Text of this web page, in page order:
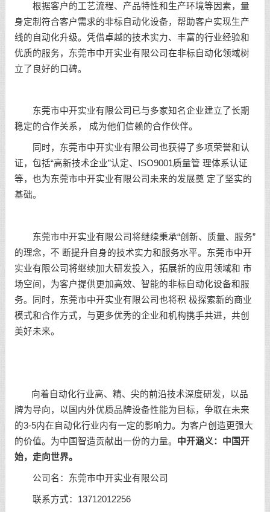
根据客户的工艺流程、产品特性和生产环境等因素，量
身定制符合客户需求的非标自动化设备，帮助客户实现生产
线的自动化升级。凭借卓越的技术实力、丰富的行业经验和
优质的服务，东莞市中开实业有限公司在非标自动化领域树
立了良好的口碑。
东莞市中开实业有限公司已与多家知名企业建立了长期
稳定的合作关系， 成为他们信赖的合作伙伴。
同时，东莞市中开实业有限公司也获得了多项荣誉和认
证，包括“高新技术企业”认定、ISO9001质量管 理体系认证
等，也为东莞市中开实业有限公司未来的发展奠 定了坚实的
基础。
东莞市中开实业有限公司将继续秉承“创新、质量、服务”
的理念，不 断提升自身的技术实力和服务水平。东莞市中开
实业有限公司将继续加大研发投入，拓展新的应用领域和 市
场空间，为客户提供更加高效、智能的非标自动化设备和服
务。同时，东莞市中开实业有限公司也将积 极探索新的商业
模式和合作方式，与更多优秀的企业和机构携手共进，共创
美好未来。
向着自动化行业高、精、尖的前沿技术深度研发，以品
牌为导向，以国内外优质品牌设备性能为目标，争取在未来
的3-5内在自动化行业内有一定的影响力。为客户创造更强大
的价值。为中国智造贡献出一份的力量。 中开涵义：中国开
始，走向世界。
公司名：东莞市中开实业有限公司
联系方式：13712012256